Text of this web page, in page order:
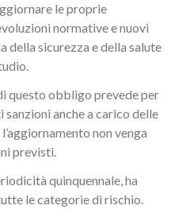
le proprie
normative e nuovi
della sicurezza e della salute
questo obbligo prevede per
anche a carico delle
non venga
previsti.
quinquennale, ha
le categorie di rischio.